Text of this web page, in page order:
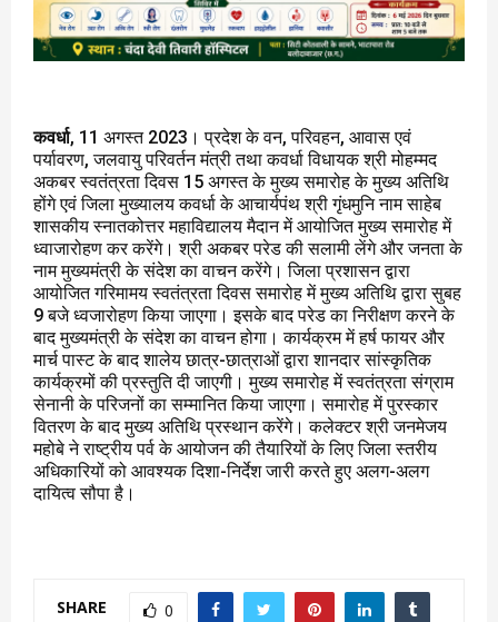
कवर्धा, 11 अगस्त 2023। प्रदेश के वन, परिवहन, आवास एवं
पर्यावरण, जलवायु परिवर्तन मंत्री तथा कवर्धा विधायक श्री मोहम्मद
अकबर स्वतंत्रता दिवस 15 अगस्त के मुख्य समारोह के मुख्य अतिथि
होंगे एवं जिला मुख्यालय कवर्धा के आचार्यपंथ श्री गृंधमुनि नाम साहेब
शासकीय स्नातकोत्तर महाविद्यालय मैदान में आयोजित मुख्य समारोह में
ध्वाजारोहण कर करेंगे। श्री अकबर परेड की सलामी लेंगे और जनता के
नाम मुख्यमंत्री के संदेश का वाचन करेंगे। जिला प्रशासन द्वारा
आयोजित गरिमामय स्वतंत्रता दिवस समारोह में मुख्य अतिथि द्वारा सुबह
9 बजे ध्वजारोहण किया जाएगा। इसके बाद परेड का निरीक्षण करने के
बाद मुख्यमंत्री के संदेश का वाचन होगा। कार्यक्रम में हर्ष फायर और
मार्च पास्ट के बाद शालेय छात्र-छात्राओं द्वारा शानदार सांस्कृतिक
कार्यक्रमों की प्रस्तुति दी जाएगी। मुख्य समारोह में स्वतंत्रता संग्राम
सेनानी के परिजनों का सम्मानित किया जाएगा। समारोह में पुरस्कार
वितरण के बाद मुख्य अतिथि प्रस्थान करेंगे। कलेक्टर श्री जनमेजय
महोबे ने राष्ट्रीय पर्व के आयोजन की तैयारियों के लिए जिला स्तरीय
अधिकारियों को आवश्यक दिशा-निर्देश जारी करते हुए अलग-अलग
दायित्व सौपा है।
SHARE 0